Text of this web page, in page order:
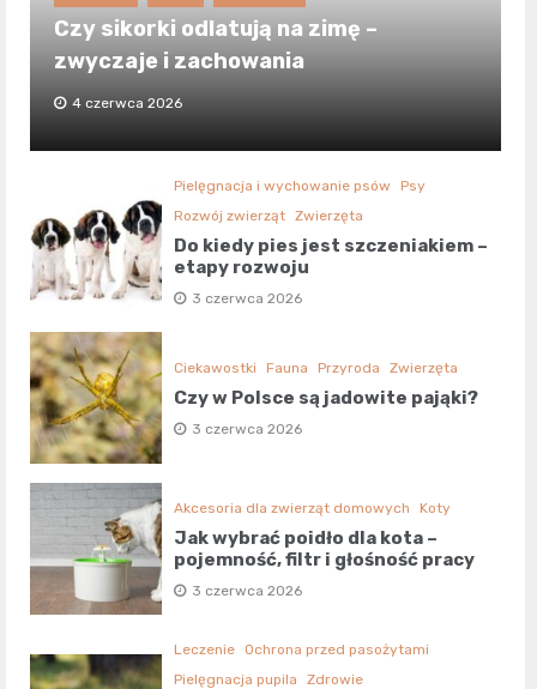
Czy sikorki odlatują na zimę –
zwyczaje i zachowania
4 czerwca 2026
Pielęgnacja i wychowanie psów
Psy
Rozwój zwierząt Zwierzęta
Do kiedy pies jest szczeniakiem –
etapy rozwoju
3 czerwca 2026
Ciekawostki Fauna Przyroda Zwierzęta
Czy w Polsce są jadowite pająki?
3 czerwca 2026
Akcesoria dla zwierząt domowych Koty
Jak wybrać poidło dla kota –
pojemność, filtr i głośność pracy
3 czerwca 2026
Leczenie
Ochrona przed pasożytami
Pielęgnacja pupila
Zdrowie